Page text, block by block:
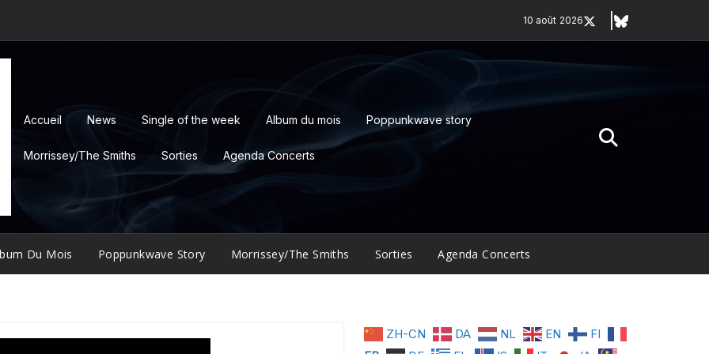
10 août 2026
Accueil News Single of the week Album du mois Poppunkwave story
Morrissey/The Smiths Sorties Agenda Concerts
Du Mois Poppunkwave Story Morrissey/The Smiths Sorties Agenda Concerts
ZH-CN DA NL EN
FI